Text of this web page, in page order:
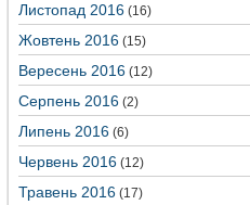
Листопад 2016 (16)
Жовтень 2016 (15)
Вересень 2016 (12)
Серпень 2016 (2)
Липень 2016 (6)
Червень 2016 (12)
Травень 2016 (17)